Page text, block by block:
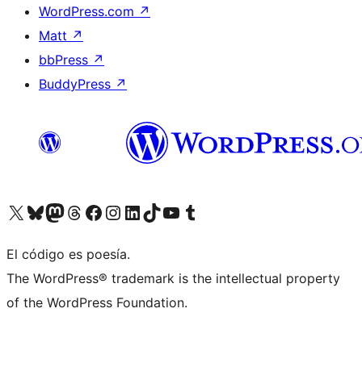
WordPress.com ↗
Matt ↗
bbPress ↗
BuddyPress ↗
Visita nuestra cuenta de X (anteriormente Twitter)
Visita nuestra cuenta de Bluesky
Visita nuestra cuenta de Mastodon
Visita nuestra cuenta de Threads
Visita nuestra página de Facebook
Visita nuestra cuenta de Instagram
Visita nuestra cuenta de LinkedIn
Visita nuestra cuenta de TikTok
Visita nuestro canal de YouTube
Visita nuestra cuenta de Tumblr
El código es poesía.
The WordPress® trademark is the intellectual property
of the WordPress Foundation.